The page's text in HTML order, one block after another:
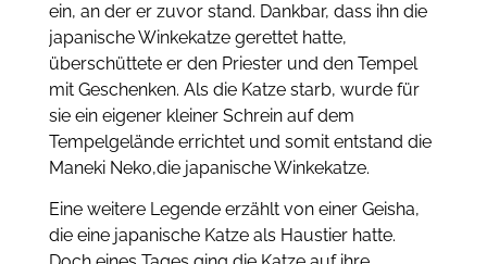
ein, an der er zuvor stand. Dankbar, dass ihn die
japanische Winkekatze gerettet hatte,
überschüttete er den Priester und den Tempel
mit Geschenken. Als die Katze starb, wurde für
sie ein eigener kleiner Schrein auf dem
Tempelgelände errichtet und somit entstand die
Maneki Neko,die japanische Winkekatze.
Eine weitere Legende erzählt von einer Geisha,
die eine japanische Katze als Haustier hatte.